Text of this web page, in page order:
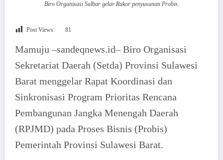
Biro Organisasi Sulbar gelar Rakor penyusunan Probis.
Post Views: 81
Mamuju –sandeqnews.id– Biro Organisasi
Sekretariat Daerah (Setda) Provinsi Sulawesi
Barat menggelar Rapat Koordinasi dan
Sinkronisasi Program Prioritas Rencana
Pembangunan Jangka Menengah Daerah
(RPJMD) pada Proses Bisnis (Probis)
Pemerintah Provinsi Sulawesi Barat.